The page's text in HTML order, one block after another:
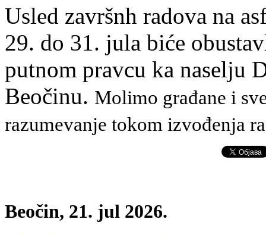
Usled završnh radova na
29. do 31. jula biće
putnom pravcu ka naselju
Beočinu. Molimo građane i
razumevanje tokom izvođenja
Beočin, 21. jul 2026.